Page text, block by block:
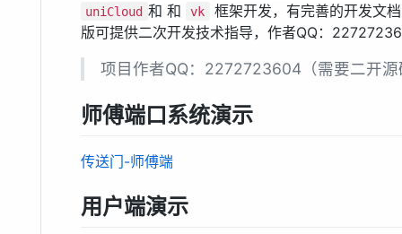
uniCloud 和 和 vk
框架开发，有完善的开发文
版可提供二次开发技术指导，作者QQ：
项目作者QQ：2272723604（需要二开
师傅端口系统演示
传送门-师傅端
用户端演示